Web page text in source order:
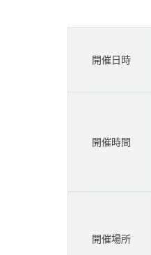
開催日時
開催時間
開催場所